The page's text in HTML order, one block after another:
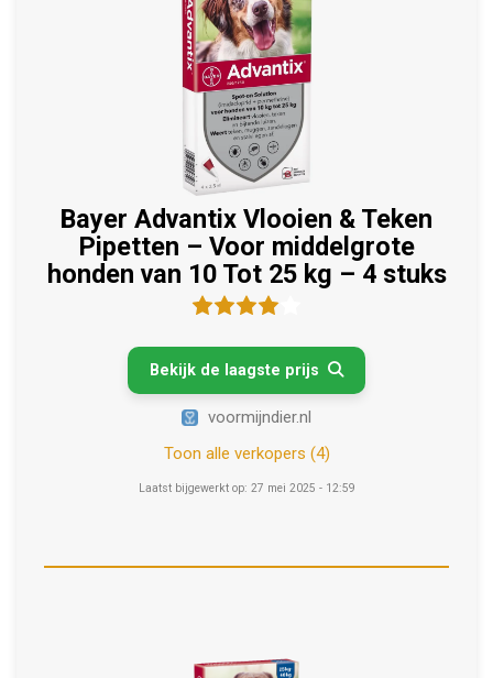
Bayer Advantix Vlooien & Teken
Pipetten – Voor middelgrote
honden van 10 Tot 25 kg – 4 stuks
Bekijk de laagste prijs 
voormijndier.nl
Toon alle verkopers (4)
Laatst bijgewerkt op: 27 mei 2025 - 12:59